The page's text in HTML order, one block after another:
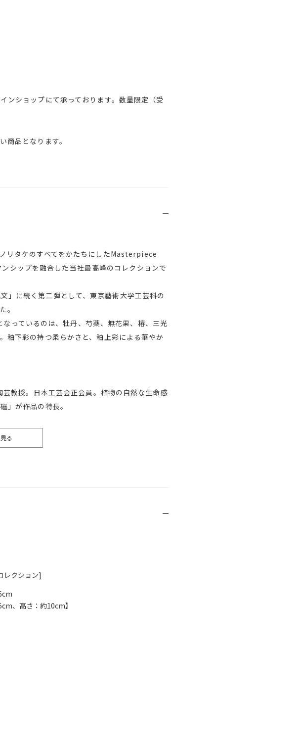
ンショップにて承っております。数量限定（受
品となります。
リタケのすべてをかたちにしたMasterpiece
シップを融合した当社最高峰のコレクションで
」に続く第二弾として、東京藝術大学工芸科の
。
ているのは、牡丹、芍薬、無花果、椿、三光
釉下彩の持つ柔らかさと、釉上彩による華やか
教授。日本工芸会正会員。植物の自然な生命感
」が作品の特長。
る
レクション]
、高さ：約10cm】